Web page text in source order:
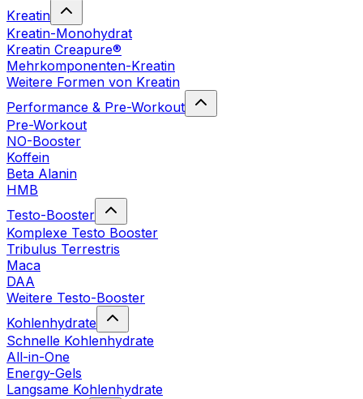
Kreatin
Kreatin-Monohydrat
Kreatin Creapure®
Mehrkomponenten-Kreatin
Weitere Formen von Kreatin
Performance & Pre-Workout
Pre-Workout
NO-Booster
Koffein
Beta Alanin
HMB
Testo-Booster
Komplexe Testo Booster
Tribulus Terrestris
Maca
DAA
Weitere Testo-Booster
Kohlenhydrate
Schnelle Kohlenhydrate
All-in-One
Energy-Gels
Langsame Kohlenhydrate